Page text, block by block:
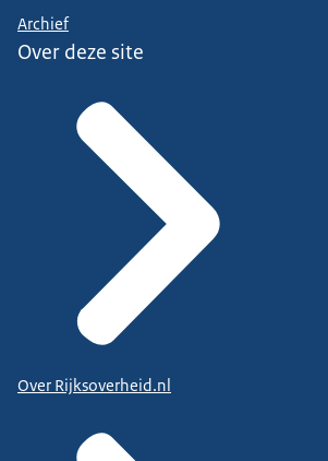
Archief
Over deze site
Over Rijksoverheid.nl